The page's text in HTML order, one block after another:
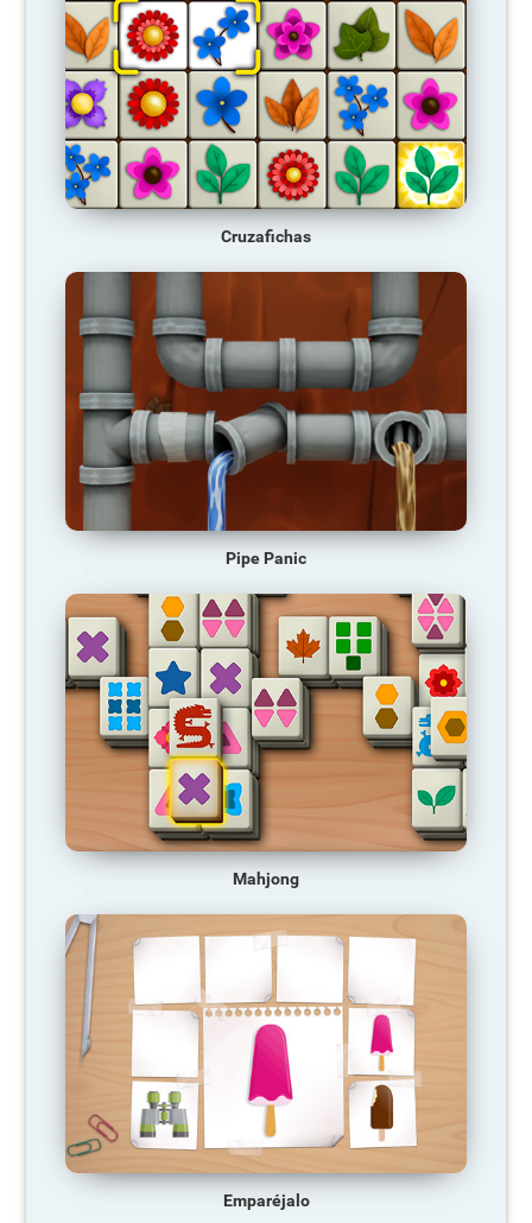
Cruzafichas
Pipe Panic
Mahjong
Emparéjalo